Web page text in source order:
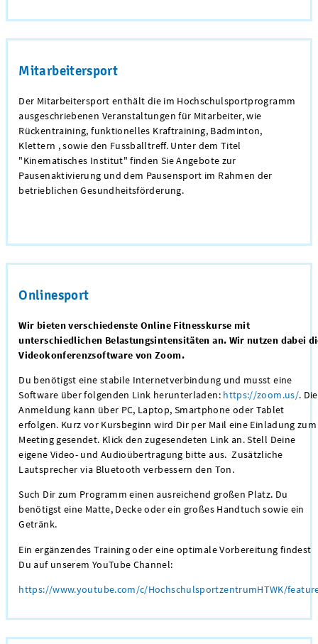
Mitarbeitersport
Der Mitarbeitersport enthält die im Hochschulsportprogramm
ausgeschriebenen Veranstaltungen für Mitarbeiter, wie
Rückentraining, funktionelles Kraftraining, Badminton,
Klettern , sowie den Fussballtreff. Unter dem Titel
"Kinematisches Institut" finden Sie Angebote zur
Pausenaktivierung und dem Pausensport im Rahmen der
betrieblichen Gesundheitsförderung.
Onlinesport
Wir bieten verschiedenste Online Fitnesskurse mit
unterschiedlichen Belastungsintensitäten an. Wir nutzen dabei
Videokonferenzsoftware von Zoom.
Du benötigst eine stabile Internetverbindung und musst eine
Software über folgenden Link herunterladen: https://zoom.us/. Die
Anmeldung kann über PC, Laptop, Smartphone oder Tablet
erfolgen. Kurz vor Kursbeginn wird Dir per Mail eine Einladung zum
Meeting gesendet. Klick den zugesendeten Link an. Stell Deine
eigene Video- und Audioübertragung bitte aus. Zusätzliche
Lautsprecher via Bluetooth verbessern den Ton.
Such Dir zum Programm einen ausreichend großen Platz. Du
benötigst eine Matte, Decke oder ein großes Handtuch sowie ein
Getränk.
Ein ergänzendes Training oder eine optimale Vorbereitung findest
Du auf unserem YouTube Channel:
https://www.youtube.com/c/HochschulsportzentrumHTWK/